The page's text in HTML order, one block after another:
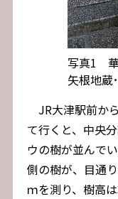
写真1 華
矢根地蔵
JR大津駅前か
て行くと、中央
ウの樹が並んで
側の樹が、目通
ｍを測り、樹高